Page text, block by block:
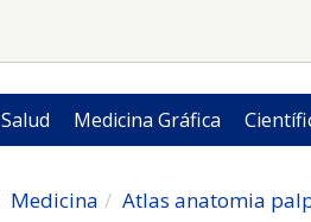
Salud Medicina Gráfica
Medicina Atlas anatomia